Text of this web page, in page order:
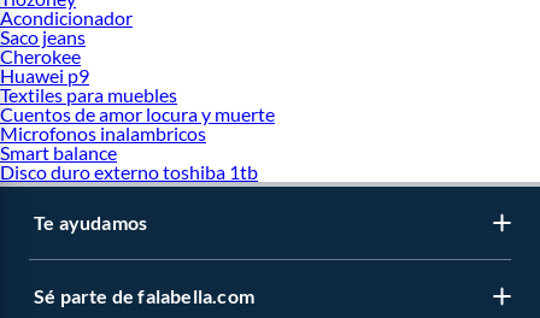
Acondicionador
Saco jeans
Cherokee
Huawei p9
Textiles para muebles
Cuentos de amor locura y muerte
Microfonos inalambricos
Smart balance
Disco duro externo toshiba 1tb
Te ayudamos
Sé parte de falabella.com